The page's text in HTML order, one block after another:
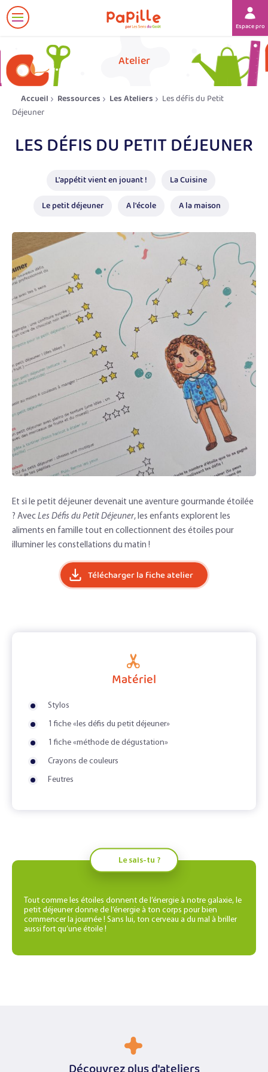
Afficher
le
Espace
Atelier
Accueil Ressources Les Ateliers
Les défis du Petit
Déjeuner
LES DÉFIS DU PETIT DÉJEUNER
L'appétit vient en jouant ! La Cuisine
Le petit déjeuner A l'école A la maison
Et si le petit déjeuner devenait une aventure gourmande étoilée
? Avec Les Défis du Petit Déjeuner, les enfants explorent les
aliments en famille tout en collectionnent des étoiles pour
illuminer les constellations du matin !
Télécharger la fiche atelier
Matériel
Stylos
1 fiche «les défis du petit déjeuner»
1 fiche «méthode de dégustation»
Crayons de couleurs
Feutres
Le sais-tu ?
Tout comme les étoiles donnent de l’énergie à notre galaxie, le
petit déjeuner donne de l’énergie à ton corps pour bien
commencer la journée ! Sans lui, ton cerveau a du mal à briller
aussi fort qu’une étoile !